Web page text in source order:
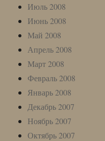
Июль 2008
Июнь 2008
Май 2008
Апрель 2008
Март 2008
Февраль 2008
Январь 2008
Декабрь 2007
Ноябрь 2007
Октябрь 2007